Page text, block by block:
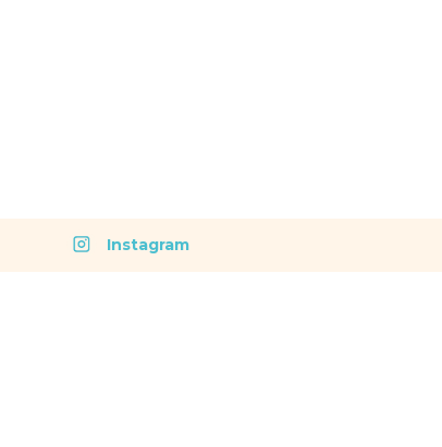
Instagram